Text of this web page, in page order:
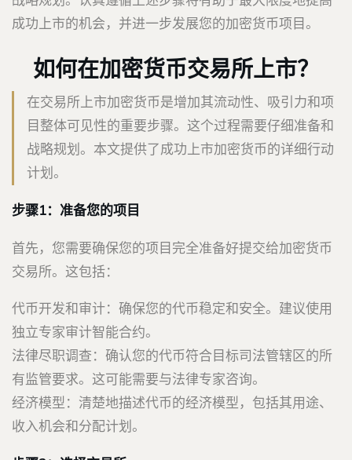
成功上市的机会，并进一步发展您的加密货币项目。
如何在加密货币交易所上市？
在交易所上市加密货币是增加其流动性、吸引力和项
目整体可见性的重要步骤。这个过程需要仔细准备和
战略规划。本文提供了成功上市加密货币的详细行动
计划。
步骤1：准备您的项目
首先，您需要确保您的项目完全准备好提交给加密货币
交易所。这包括：
代币开发和审计：确保您的代币稳定和安全。建议使用
独立专家审计智能合约。
法律尽职调查：确认您的代币符合目标司法管辖区的所
有监管要求。这可能需要与法律专家咨询。
经济模型：清楚地描述代币的经济模型，包括其用途、
收入机会和分配计划。